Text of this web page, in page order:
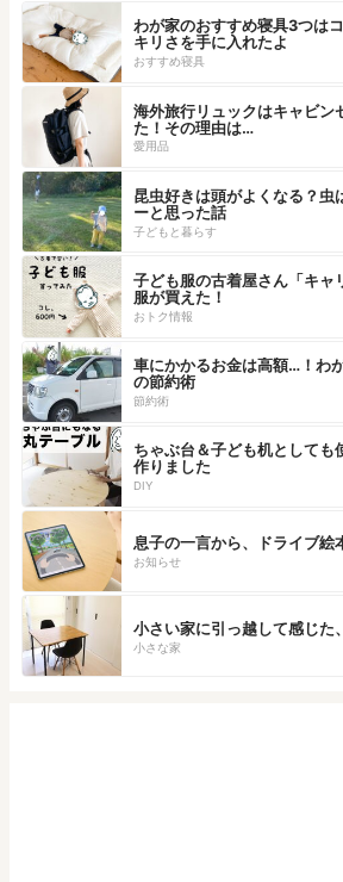
わが家のおすすめ寝具3つは
キリさを手に入れたよ
おすすめ寝具
海外旅行リュックはキャビン
た！その理由は…
愛用品
昆虫好きは頭がよくなる？虫
ーと思った話
子どもと暮らす
子ども服の古着屋さん「キャ
服が買えた！
おトク情報
車にかかるお金は高額…！わ
の節約術
節約術
ちゃぶ台＆子ども机としても
作りました
DIY
息子の一言から、ドライブ絵
お知らせ
小さい家に引っ越して感じた
小さな家